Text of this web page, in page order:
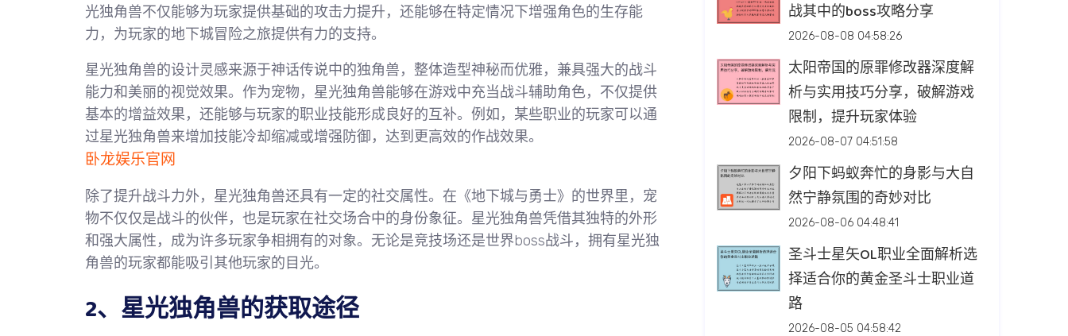
光独角兽不仅能够为玩家提供基础的攻击力提升，还能够在特定情况下增强角色的生存能
力，为玩家的地下城冒险之旅提供有力的支持。
星光独角兽的设计灵感来源于神话传说中的独角兽，整体造型神秘而优雅，兼具强大的战斗
能力和美丽的视觉效果。作为宠物，星光独角兽能够在游戏中充当战斗辅助角色，不仅提供
基本的增益效果，还能够与玩家的职业技能形成良好的互补。例如，某些职业的玩家可以通
过星光独角兽来增加技能冷却缩减或增强防御，达到更高效的作战效果。
卧龙娱乐官网
除了提升战斗力外，星光独角兽还具有一定的社交属性。在《地下城与勇士》的世界里，宠
物不仅仅是战斗的伙伴，也是玩家在社交场合中的身份象征。星光独角兽凭借其独特的外形
和强大属性，成为许多玩家争相拥有的对象。无论是竞技场还是世界boss战斗，拥有星光独
角兽的玩家都能吸引其他玩家的目光。
2、星光独角兽的获取途径
战其中的boss攻略分享
2026-08-08 04:58:26
太阳帝国的原罪修改器深度解
析与实用技巧分享，破解游戏
限制，提升玩家体验
2026-08-07 04:51:58
夕阳下蚂蚁奔忙的身影与大自
然宁静氛围的奇妙对比
2026-08-06 04:48:41
圣斗士星矢OL职业全面解析选
择适合你的黄金圣斗士职业道
路
2026-08-05 04:58:42